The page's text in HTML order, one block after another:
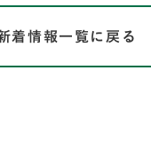
着情報一覧に戻る